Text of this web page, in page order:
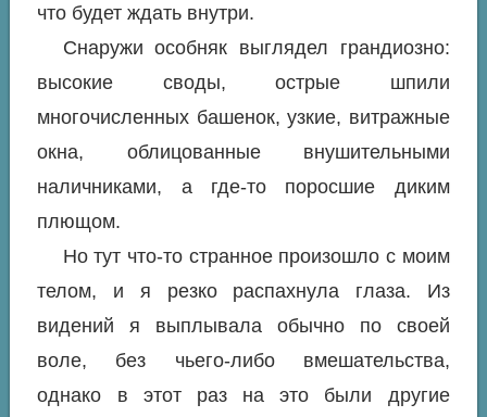
что будет ждать внутри.
Снаружи особняк выглядел грандиозно:
высокие своды, острые шпили
многочисленных башенок, узкие, витражные
окна, облицованные внушительными
наличниками, а где-то поросшие диким
плющом.
Но тут что-то странное произошло с моим
телом, и я резко распахнула глаза. Из
видений я выплывала обычно по своей
воле, без чьего-либо вмешательства,
однако в этот раз на это были другие